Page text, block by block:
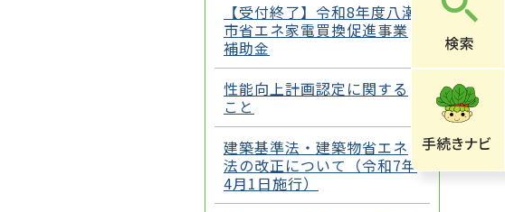
【受付終了】令和8年度八潮
市省エネ家電買換促進事業
補助金
性能向上計画認定に関する
こと
建築基準法・建築物省エネ
法の改正について（令和7年
4月1日施行）